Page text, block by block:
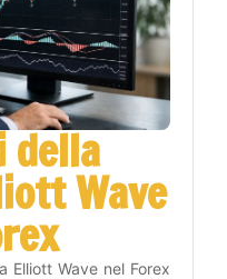
Wave
Elliott Wave nel Forex